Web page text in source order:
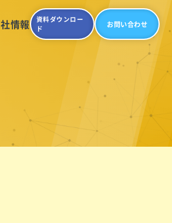
情報
資料ダウンロー
ド
お問い合わせ